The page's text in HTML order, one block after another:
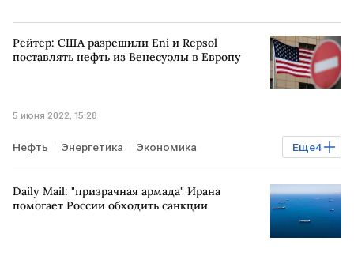
Рейтер: США разрешили Eni и Repsol
поставлять нефть из Венесуэлы в Европу
5 июня 2022, 15:28
Еще4
Нефть Энергетика Экономика
Мировая экономика США ЕВРОПА
санкции против РФ
Daily Mail: "призрачная армада" Ирана
помогает России обходить санкции